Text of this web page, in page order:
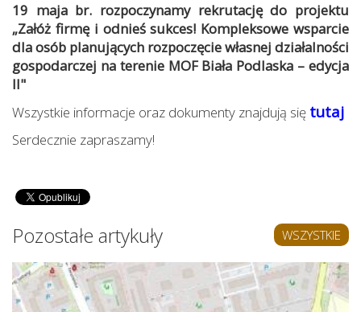
19 maja br. rozpoczynamy rekrutację do projektu
„Załóż firmę i odnieś sukces! Kompleksowe wsparcie
dla osób planujących rozpoczęcie własnej działalności
gospodarczej na terenie MOF Biała Podlaska – edycja
II"
Wszystkie informacje oraz dokumenty znajdują się tutaj
Serdecznie zapraszamy!
Pozostałe artykuły WSZYSTKIE